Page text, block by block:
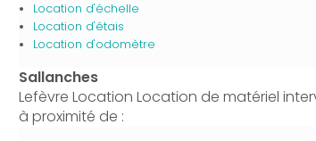
Location d'échelle
Location d'étais
Location d'odomètre
Sallanches
Lefèvre Location Location de matériel
à proximité de :